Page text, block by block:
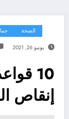
الصحة
يونيو 26, 2021
10
إنقاص